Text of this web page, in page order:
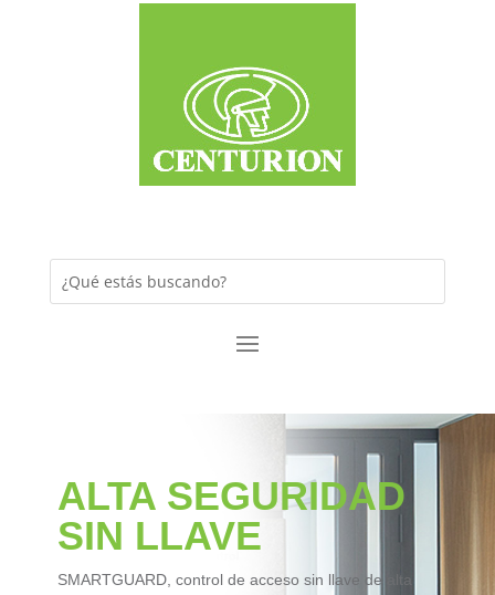
ALTA SEGURIDAD
SIN LLAVE
SMARTGUARD, control de acceso sin llave de alta